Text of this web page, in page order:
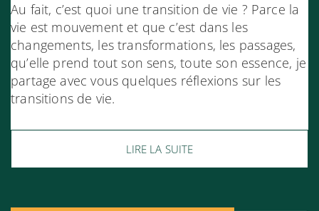
Au fait, c’est quoi une transition de vie ? Parce la
vie est mouvement et que c’est dans les
changements, les transformations, les passages,
qu’elle prend tout son sens, toute son essence, je
partage avec vous quelques réflexions sur les
transitions de vie.
LIRE LA SUITE